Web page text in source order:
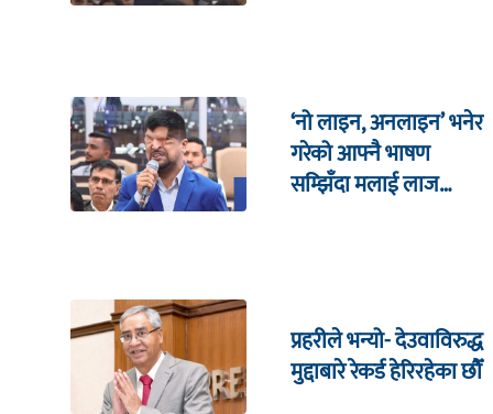
‘नो लाइन, अनलाइन’ भनेर
गरेको आफ्नै भाषण
सम्झिँदा मलाई लाज
प्रहरीले भन्यो- देउवाविरुद्ध
मुद्दाबारे रेकर्ड हेरिरहेका छौँ